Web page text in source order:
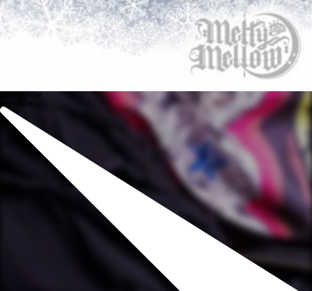
White Winter